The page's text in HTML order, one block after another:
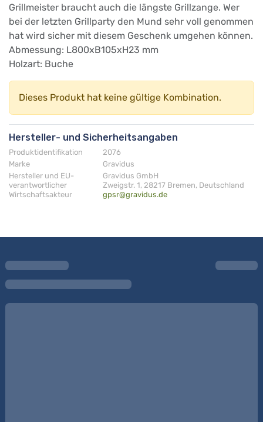
Grillmeister braucht auch die längste Grillzange. Wer
bei der letzten Grillparty den Mund sehr voll genommen
hat wird sicher mit diesem Geschenk umgehen können.
Abmessung: L800xB105xH23 mm
Holzart: Buche
Dieses Produkt hat keine gültige Kombination.
Hersteller- und Sicherheitsangaben
Produktidentifikation
2076
Marke
Gravidus
Hersteller und EU-
verantwortlicher
Wirtschaftsakteur
Gravidus GmbH
Zweigstr. 1, 28217 Bremen, Deutschland
gpsr@gravidus.de